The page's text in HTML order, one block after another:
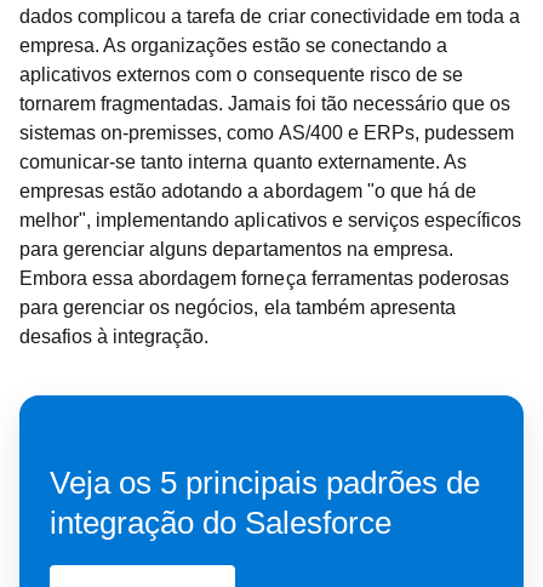
dados complicou a tarefa de criar conectividade em toda a
empresa. As organizações estão se conectando a
aplicativos externos com o consequente risco de se
tornarem fragmentadas. Jamais foi tão necessário que os
sistemas on-premisses, como AS/400 e ERPs, pudessem
comunicar-se tanto interna quanto externamente. As
empresas estão adotando a abordagem "o que há de
melhor", implementando aplicativos e serviços específicos
para gerenciar alguns departamentos na empresa.
Embora essa abordagem forneça ferramentas poderosas
para gerenciar os negócios, ela também apresenta
desafios à integração.
Veja os 5 principais padrões de
integração do Salesforce